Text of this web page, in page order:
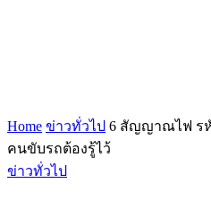
Home ข่าวทั่วไป 6 สัญญาณไฟ ร
คนขับรถต้องรู้ไว้
ข่าวทั่วไป